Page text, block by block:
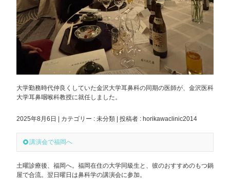
大学勤務時代仲良くしていた金沢大学耳鼻科の同期の医師が、金沢医科
大学耳鼻咽喉科教授に就任しました。
2025年8月6日 カテゴリー : 未分類 投稿者 : horikawaclinic2014
講演会で福岡へ
土曜診療後、福岡へ。福岡在住の大学同級生と、彼のおすすめのもつ鍋
屋で合流。翌日曜日は鼻科学の講演会に参加。